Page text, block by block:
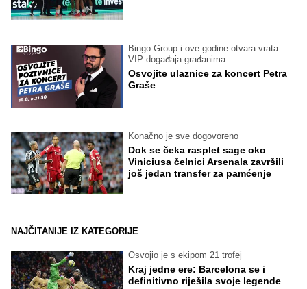
Bingo Group i ove godine otvara vrata
VIP događaja građanima
Osvojite ulaznice za koncert Petra
Graše
Konačno je sve dogovoreno
Dok se čeka rasplet sage oko
Viniciusa čelnici Arsenala završili
još jedan transfer za pamćenje
NAJČITANIJE IZ KATEGORIJE
Osvojio je s ekipom 21 trofej
Kraj jedne ere: Barcelona se i
definitivno riješila svoje legende